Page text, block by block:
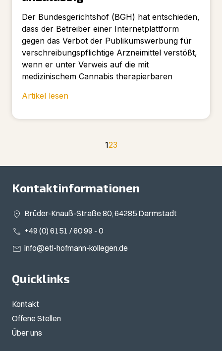
Der Bundesgerichtshof (BGH) hat entschieden,
dass der Betreiber einer Internetplattform
gegen das Verbot der Publikumswerbung für
verschreibungspflichtige Arzneimittel verstößt,
wenn er unter Verweis auf die mit
medizinischem Cannabis therapierbaren
Artikel lesen
123
Kontaktinformationen
Brüder-Knauß-Straße 80, 64285 Darmstadt
+49 (0) 6151 / 60 99 - 0
info@etl-hofmann-kollegen.de
Quicklinks
Kontakt
Offene Stellen
Über uns